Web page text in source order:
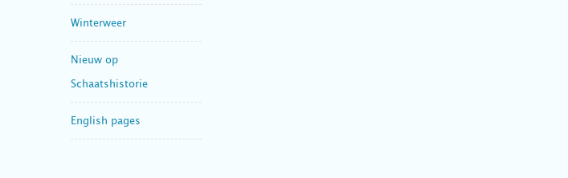
Winterweer
Nieuw op
Schaatshistorie
English pages